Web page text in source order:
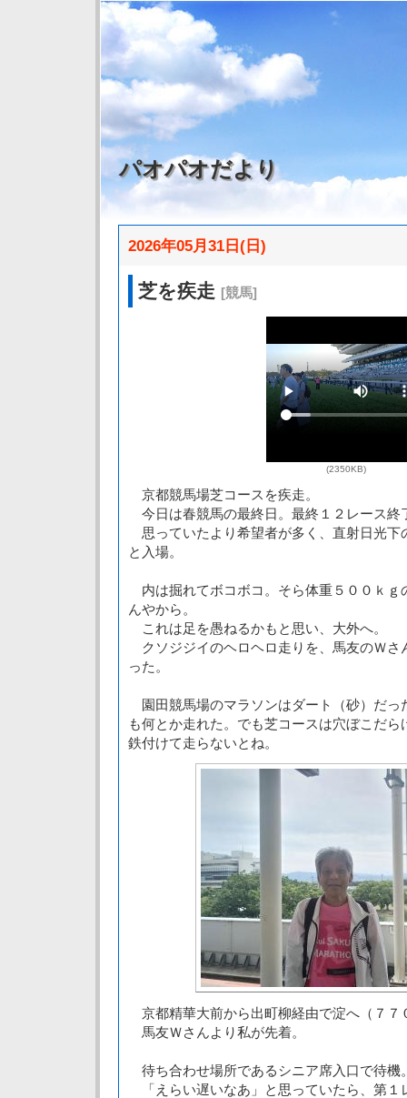
パオパオだより
2026年05月31日(日)
芝を疾走 [競馬]
(2350KB)
京都競馬場芝コースを疾走。
今日は春競馬の最終日。最終１２レース終
思っていたより希望者が多く、直射日光下
と入場。
内は掘れてボコボコ。そら体重５００ｋｇ
んやから。
これは足を愚ねるかもと思い、大外へ。
クソジジイのヘロヘロ走りを、馬友のＷさ
った。
園田競馬場のマラソンはダート（砂）だっ
も何とか走れた。でも芝コースは穴ぼこだ
鉄付けて走らないとね。
京都精華大前から出町柳経由で淀へ（７７
馬友Ｗさんより私が先着。
待ち合わせ場所であるシニア席入口で待機
「えらい遅いなあ」と思っていたら、第１